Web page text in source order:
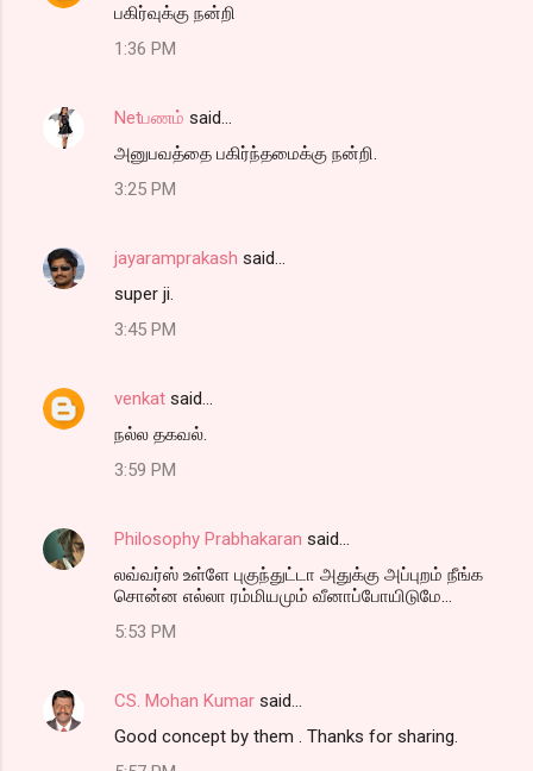
பகிர்வுக்கு நன்றி
1:36 PM
Netபணம் said…
அனுபவத்தை ப‌கிர்ந்தமைக்கு நன்றி.
3:25 PM
jayaramprakash said…
super ji.
3:45 PM
venkat said…
நல்ல தகவல்.
3:59 PM
Philosophy Prabhakaran said…
லவ்வர்ஸ் உள்ளே புகுந்துட்டா அதுக்கு அப்புறம் நீங்க
சொன்ன எல்லா ரம்மியமும் வீனாப்போயிடுமே...
5:53 PM
CS. Mohan Kumar said…
Good concept by them . Thanks for sharing.